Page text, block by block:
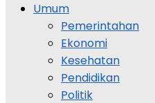
Umum
Pemerintahan
Ekonomi
Kesehatan
Pendidikan
Politik